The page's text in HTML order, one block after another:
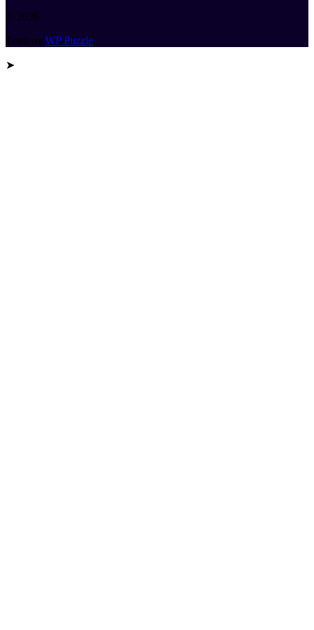
© 2026
Тема от WP Puzzle
➤